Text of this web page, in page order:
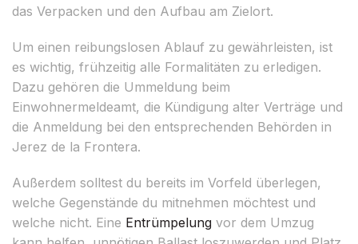
das Verpacken und den Aufbau am Zielort.
Um einen reibungslosen Ablauf zu gewährleisten, ist
es wichtig, frühzeitig alle Formalitäten zu erledigen.
Dazu gehören die Ummeldung beim
Einwohnermeldeamt, die Kündigung alter Verträge und
die Anmeldung bei den entsprechenden Behörden in
Jerez de la Frontera.
Außerdem solltest du bereits im Vorfeld überlegen,
welche Gegenstände du mitnehmen möchtest und
welche nicht. Eine Entrümpelung vor dem Umzug